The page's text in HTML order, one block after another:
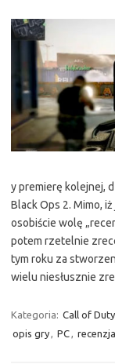
y premierę kolejnej,
Black Ops 2. Mimo,
osobiście wolę
potem rzetelnie
tym roku za
wielu niesłusznie
Kategoria: Call of
opis gry
PC recenzja